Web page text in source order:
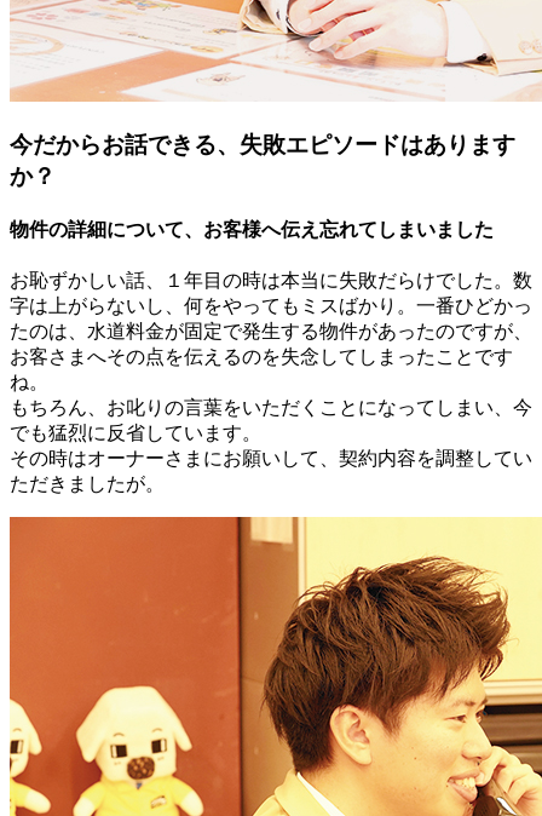
今だからお話できる、失敗エピソードはあります
か？
物件の詳細について、お客様へ伝え忘れてしまいました
お恥ずかしい話、１年目の時は本当に失敗だらけでした。数
字は上がらないし、何をやってもミスばかり。一番ひどかっ
たのは、水道料金が固定で発生する物件があったのですが、
お客さまへその点を伝えるのを失念してしまったことです
ね。
もちろん、お叱りの言葉をいただくことになってしまい、今
でも猛烈に反省しています。
その時はオーナーさまにお願いして、契約内容を調整してい
ただきましたが。